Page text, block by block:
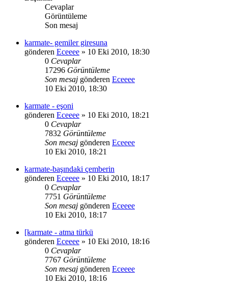
Cevaplar
Görüntüleme
Son mesaj
karmate- gemiler giresuna
gönderen Eceeee » 10 Eki 2010, 18:30
0 Cevaplar
17296 Görüntüleme
Son mesaj gönderen Eceeee
10 Eki 2010, 18:30
karmate - eşoni
gönderen Eceeee » 10 Eki 2010, 18:21
0 Cevaplar
7832 Görüntüleme
Son mesaj gönderen Eceeee
10 Eki 2010, 18:21
karmate-başındaki çemberin
gönderen Eceeee » 10 Eki 2010, 18:17
0 Cevaplar
7751 Görüntüleme
Son mesaj gönderen Eceeee
10 Eki 2010, 18:17
[karmate - atma türkü
gönderen Eceeee » 10 Eki 2010, 18:16
0 Cevaplar
7767 Görüntüleme
Son mesaj gönderen Eceeee
10 Eki 2010, 18:16